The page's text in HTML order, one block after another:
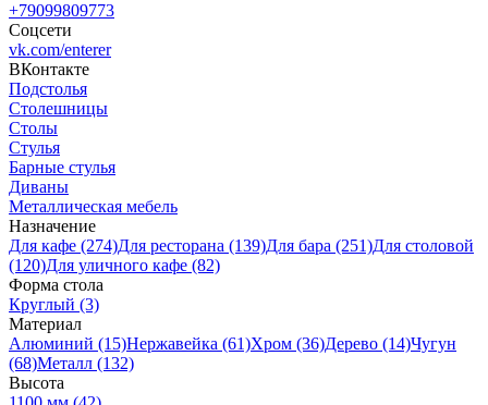
+79099809773
Соцсети
vk.com/enterer
ВКонтакте
Подстолья
Столешницы
Столы
Стулья
Барные стулья
Диваны
Металлическая мебель
Назначение
Для кафе (274)Для ресторана (139)Для бара (251)Для столовой
(120)Для уличного кафе (82)
Форма стола
Круглый (3)
Материал
Алюминий (15)Нержавейка (61)Хром (36)Дерево (14)Чугун
(68)Металл (132)
Высота